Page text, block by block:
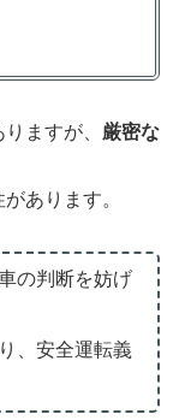
ますが、 厳密な
あります。
の判断を妨げ
、安全運転義